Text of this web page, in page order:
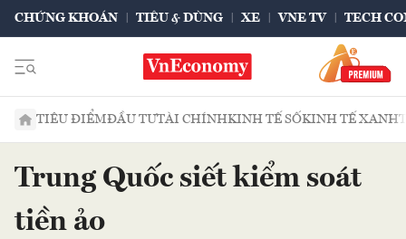
CHỨNG KHOÁN TIÊU & DÙNG XE VNE TV TECH
TIÊU ĐIỂMĐẦU TƯTÀI CHÍNHKINH TẾ SỐKINH TẾ XANH
Trung Quốc siết kiểm soát
tiền ảo